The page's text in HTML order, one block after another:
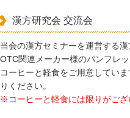
漢方研究会 交流会
当会の漢方セミナーを運営する
OTC関連メーカー様のパンフレ
コーヒーと軽食をご用意してい
りください。
※コーヒーと軽食には限りがござ